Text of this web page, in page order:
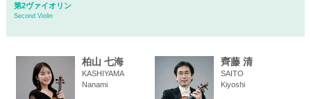
第2ヴァイオリン
Second Violin
柏山 七海
KASHIYAMA
Nanami
齊藤 清
SAITO
Kiyoshi